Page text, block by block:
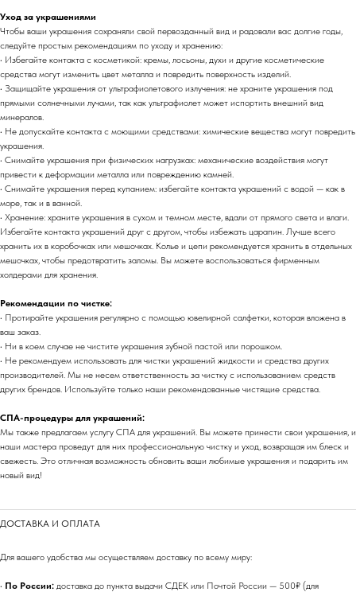
Уход за украшениями
Чтобы ваши украшения сохраняли свой первозданный вид и радовали вас долгие годы,
следуйте простым рекомендациям по уходу и хранению:
• Избегайте контакта с косметикой: кремы, лосьоны, духи и другие косметические
средства могут изменить цвет металла и повредить поверхность изделий.
• Защищайте украшения от ультрафиолетового излучения: не храните украшения под
прямыми солнечными лучами, так как ультрафиолет может испортить внешний вид
минералов.
• Не допускайте контакта с моющими средствами: химические вещества могут повредить
украшения.
• Снимайте украшения при физических нагрузках: механические воздействия могут
привести к деформации металла или повреждению камней.
• Снимайте украшения перед купанием: избегайте контакта украшений с водой — как в
море, так и в ванной.
• Хранение: храните украшения в сухом и темном месте, вдали от прямого света и влаги.
Избегайте контакта украшений друг с другом, чтобы избежать царапин. Лучше всего
хранить их в коробочках или мешочках. Колье и цепи рекомендуется хранить в отдельных
мешочках, чтобы предотвратить заломы. Вы можете воспользоваться фирменным
холдерами для хранения.
Рекомендации по чистке:
• Протирайте украшения регулярно с помощью ювелирной салфетки, которая вложена в
ваш заказ.
• Ни в коем случае не чистите украшения зубной пастой или порошком.
• Не рекомендуем использовать для чистки украшений жидкости и средства других
производителей. Мы не несем ответственность за чистку с использованием средств
других брендов. Используйте только наши рекомендованные чистящие средства.
СПА-процедуры для украшений:
Мы также предлагаем услугу СПА для украшений. Вы можете принести свои украшения, и
наши мастера проведут для них профессиональную чистку и уход, возвращая им блеск и
свежесть. Это отличная возможность обновить ваши любимые украшения и подарить им
новый вид!
ДОСТАВКА И ОПЛАТА
Для вашего удобства мы осуществляем доставку по всему миру:
• По России: доставка до пункта выдачи СДЕК или Почтой России — 500₽ (для